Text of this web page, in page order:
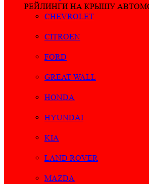
РЕЙЛИНГИ НА КРЫШУ
CHEVROLET
CITROEN
FORD
GREAT WALL
HONDA
HYUNDAI
KIA
LAND ROVER
MAZDA